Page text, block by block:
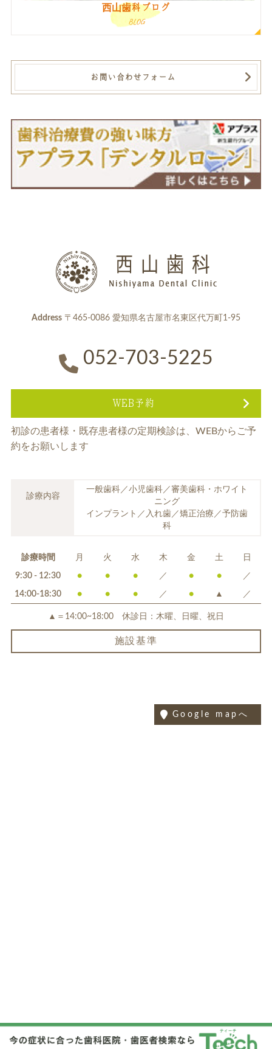
西山歯科ブログ
BLOG
お問い合わせフォーム
Address 〒465-0086 愛知県名古屋市名東区代万町1-95
052-703-5225
WEB予約
初診の患者様・既存患者様の定期検診は、 WEBからご予
約をお願いします
診療内容
一般歯科／小児歯科／審美歯科・ホワイト
ニング
インプラント／入れ歯／矯正治療／予防歯
科
診療時間 月 火 水 木 金 土 日
9:30 - 12:30 ● ● ● ／ ● ● ／
14:00-18:30 ● ● ● ／ ● ▲ ／
▲＝14:00~18:00 休診日：木曜、日曜、祝日
施設基準
Google mapへ